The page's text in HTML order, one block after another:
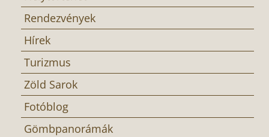
Rendezvények
Hírek
Turizmus
Zöld Sarok
Fotóblog
Gömbpanorámák